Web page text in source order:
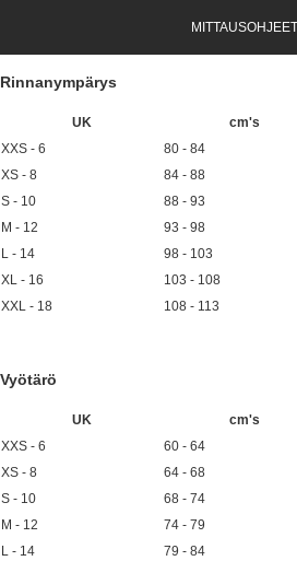
MITTAUSOHJEET
Rinnanympärys
UK cm's
XXS - 6
80 - 84
XS - 8
84 - 88
S - 10
88 - 93
M - 12
93 - 98
L - 14
98 - 103
XL - 16
103 - 108
XXL - 18
108 - 113
Vyötärö
UK cm's
XXS - 6
60 - 64
XS - 8
64 - 68
S - 10
68 - 74
M - 12
74 - 79
L - 14
79 - 84